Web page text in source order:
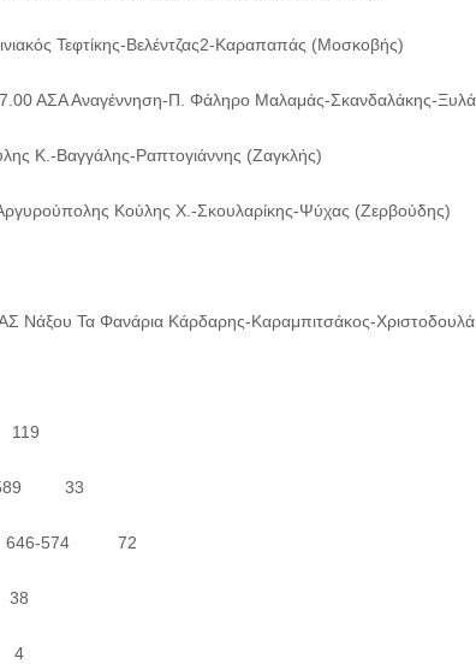
Τεφτίκης-Βελέντζας2-Καραπαπάς (Μοσκοβής)
ΑΣΑ Αναγέννηση-Π. Φάληρο Μαλαμάς-Σκανδαλάκης-
Κ.-Βαγγάλης-Ραπτογιάννης (Ζαγκλής)
Κούλης Χ.-Σκουλαρίκης-Ψύχας (Ζερβούδης)
Νάξου Τα Φανάρια Κάρδαρης-Καραμπιτσάκος-
33
646-574 72
4